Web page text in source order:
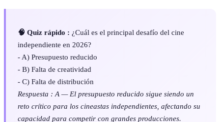
🧠 Quiz rápido : ¿Cuál es el principal desafío del cine
independiente en 2026?
- A) Presupuesto reducido
- B) Falta de creatividad
- C) Falta de distribución
Respuesta : A — El presupuesto reducido sigue siendo un
reto crítico para los cineastas independientes, afectando su
capacidad para competir con grandes producciones.